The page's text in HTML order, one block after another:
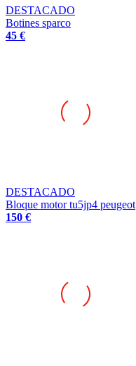
DESTACADO
Botines sparco
45 €
DESTACADO
Bloque motor tu5jp4 peugeot
150 €